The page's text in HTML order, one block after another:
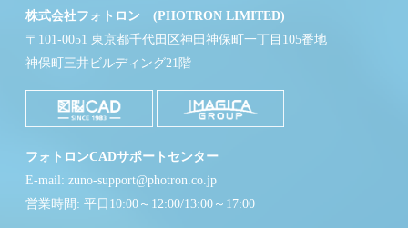
株式会社フォトロン (PHOTRON LIMITED)
〒101-0051 東京都千代田区神田神保町一丁目105番地
神保町三井ビルディング21階
フォトロンCADサポートセンター
E-mail: zuno-support@photron.co.jp
営業時間: 平日10:00～12:00/13:00～17:00